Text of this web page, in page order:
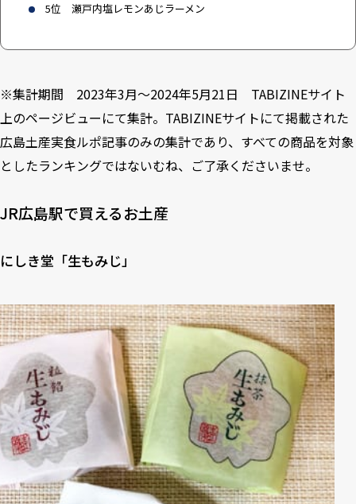
三宅水産「うまいでがんす」
4-3
くにひろ屋「洋酒ケーキ」
4-5
やまだ屋「桐葉菓」
5位 瀬戸内塩レモンあじラーメン
※集計期間 2023年3月～2024年5月21日 TABIZINEサイト
上のページビューにて集計。TABIZINEサイトにて掲載された
広島土産実食ルポ記事のみの集計であり、すべての商品を対象
としたランキングではないむね、ご了承くださいませ。
JR広島駅で買えるお土産
にしき堂「生もみじ」